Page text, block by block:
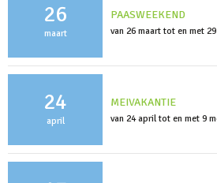
26
maart
PAASWEEKEND
van 26 maart tot en met
24
april
MEIVAKANTIE
van 24 april tot en met 9